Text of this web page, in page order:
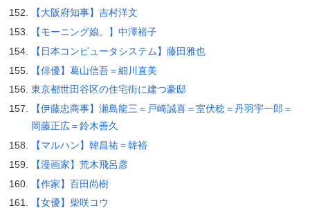
【大阪府知事】吉村洋文
【モーニング娘。】中澤裕子
【日本コンピュータシステム】藤田雅也
【俳優】葛山信吾＝細川直美
東京都世田谷区の住宅街に建つ豪邸
【伊藤忠商事】瀬島龍三＝戸崎誠喜＝室伏稔＝丹羽宇一郎＝
岡藤正広＝鈴木善久
【マルハン】韓昌祐＝韓裕
【漫画家】荒木飛呂彦
【作家】百田尚樹
【女優】柴咲コウ